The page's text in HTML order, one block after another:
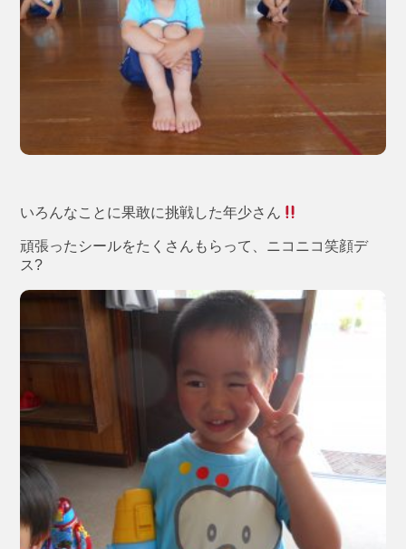
いろんなことに果敢に挑戦した年少さん
頑張ったシールをたくさんもらって、ニコニコ笑顔デ
ス?